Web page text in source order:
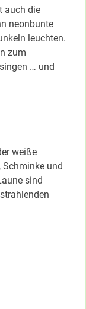
auch die
neonbunte
leuchten.
zum
… und
weiße
Schminke und
sind